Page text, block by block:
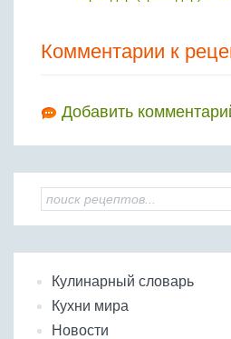
Комментарии к
Добавить
Кулинарный словарь
Кухни мира
Новости